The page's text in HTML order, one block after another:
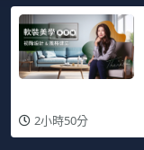
2小時50分